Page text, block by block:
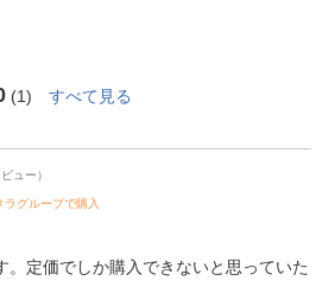
(1) すべて見る
ュー）
ラグループで購入
。定価でしか購入できないと思っていた